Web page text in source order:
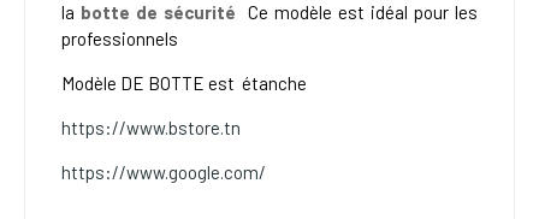
la botte de sécurité Ce modèle est idéal pour les
professionnels
Modèle DE BOTTE est étanche
https://www.bstore.tn
https://www.google.com/